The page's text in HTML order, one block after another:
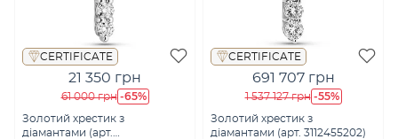
CERTIFICATE
21 350 грн
61 000 грн -65%
Золотий хрестик з
діамантами (арт.
CERTIFICATE
691 707 грн
1 537 127 грн -55%
Золотий хрестик з
діамантами (арт. 3112455202)